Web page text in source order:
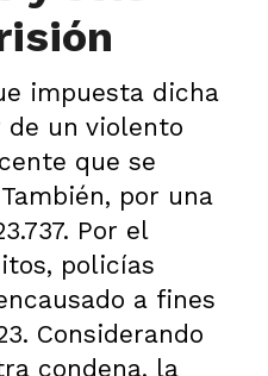
impuesta dicha
un violento
que se
por una
Por el
policías
a fines
Considerando
condena, la